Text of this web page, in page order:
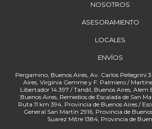
NOSOTROS
ASESORAMIENTO
LOCALES
ENVÍOS